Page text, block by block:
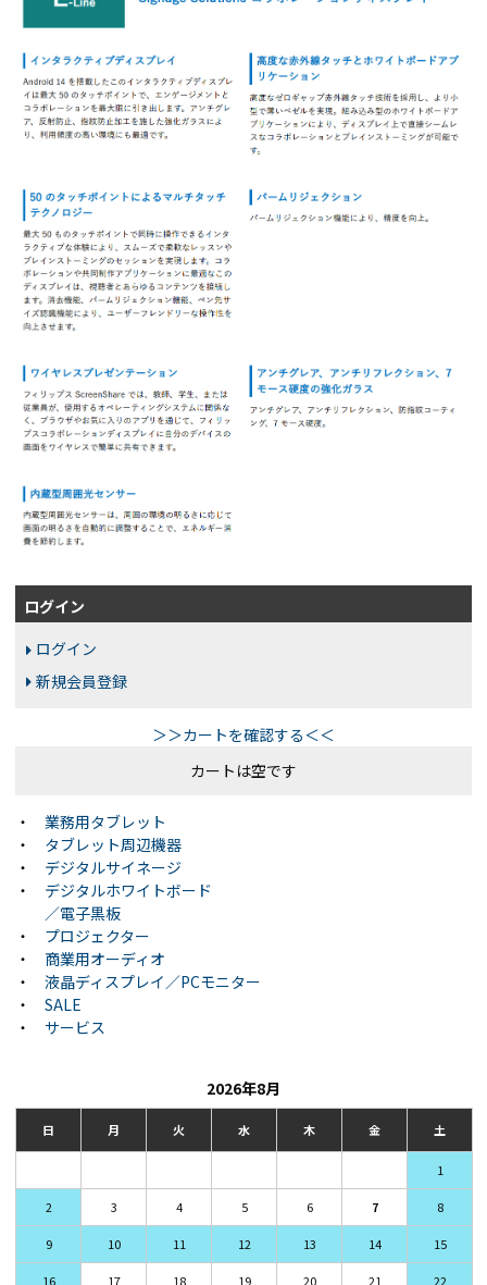
ログイン
ログイン
新規会員登録
＞＞カートを確認する＜＜
カートは空です
・
業務用タブレット
・
タブレット周辺機器
・
デジタルサイネージ
・
デジタルホワイトボード
／電子黒板
・
プロジェクター
・
商業用オーディオ
・
液晶ディスプレイ／PCモニター
・
SALE
・
サービス
2026年8月
日 月 火 水 木 金 土
1
2 3 4 5 6 7 8
9 10 11 12 13 14 15
16 17 18 19 20 21 22